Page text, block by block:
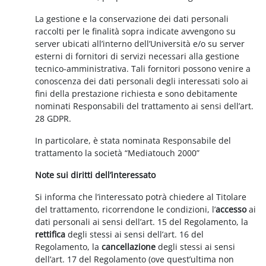
La gestione e la conservazione dei dati personali
raccolti per le finalità sopra indicate avvengono su
server ubicati all’interno dell’Università e/o su server
esterni di fornitori di servizi necessari alla gestione
tecnico-amministrativa. Tali fornitori possono venire a
conoscenza dei dati personali degli interessati solo ai
fini della prestazione richiesta e sono debitamente
nominati Responsabili del trattamento ai sensi dell’art.
28 GDPR.
In particolare, è stata nominata Responsabile del
trattamento la società “Mediatouch 2000”
Note sui diritti dell’interessato
Si informa che l’interessato potrà chiedere al Titolare
del trattamento, ricorrendone le condizioni, l’accessoai
dati personali ai sensi dell’art. 15 del Regolamento, la
rettificadegli stessi ai sensi dell’art. 16 del
Regolamento, lacancellazione degli stessi ai sensi
dell’art. 17 del Regolamento (ove quest’ultima non